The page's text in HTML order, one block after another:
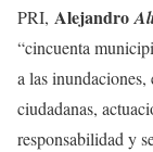
PRI, Alejandro
“cincuenta
a las
ciudadanas,
responsabilidad y